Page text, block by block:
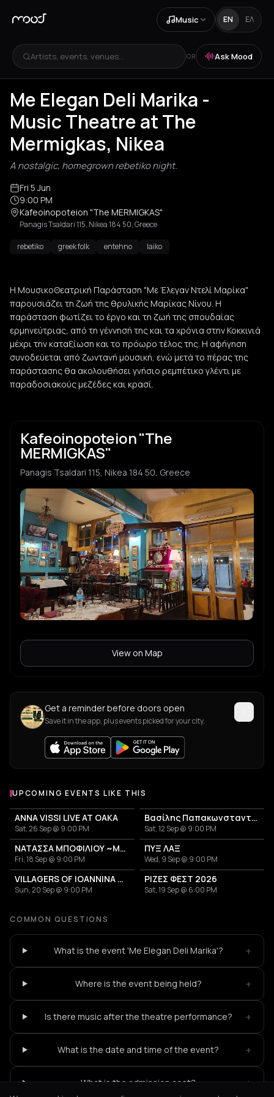
Music EN ΕΛ
Artists, events, venues... OR Ask Mood
Me Elegan Deli Marika -
Music Theatre at The
Mermigkas, Nikea
A nostalgic, homegrown rebetiko night.
Fri 5 Jun
9:00 PM
Kafeoinopoteion "The MERMIGKAS"
Panagis Tsaldari 115, Nikea 184 50, Greece
rebetiko greek folk entehno laiko
Η ΜουσικοΘεατρική Παράσταση "Με Έλεγαν Ντελί Μαρίκα"
παρουσιάζει τη ζωή της θρυλικής Μαρίκας Νίνου. Η
παράσταση φωτίζει το έργο και τη ζωή της σπουδαίας
ερμηνεύτριας, από τη γέννησή της και τα χρόνια στην Κοκκινιά
μέχρι την καταξίωση και το πρόωρο τέλος της. Η αφήγηση
συνοδεύεται από ζωντανή μουσική, ενώ μετά το πέρας της
παράστασης θα ακολουθήσει γνήσιο ρεμπέτικο γλέντι με
παραδοσιακούς μεζέδες και κρασί.
Kafeoinopoteion "The
MERMIGKAS"
Panagis Tsaldari 115, Nikea 184 50, Greece
View on Map
Get a reminder before doors open
Save it in the app, plus events picked for your city.
UPCOMING EVENTS LIKE THIS
ANNA VISSI LIVE AT OAKA
Sat, 26 Sep @ 9:00 PM
Βασίλης Παπακωνσταντίνου
Sat, 12 Sep @ 9:00 PM
ΝΑΤΑΣΣΑ ΜΠΟΦΙΛΙΟΥ ~ΜΕΤΡΗΜΑ~
Fri, 18 Sep @ 9:00 PM
ΠΥΞ ΛΑΞ
Wed, 9 Sep @ 9:00 PM
VILLAGERS OF IOANNINA CITY - VENCEREMOS 2026
Sun, 20 Sep @ 9:00 PM
ΡΙΖΕΣ ΦΕΣΤ 2026
Sat, 19 Sep @ 6:00 PM
COMMON QUESTIONS
What is the event 'Me Elegan Deli Marika'? +
Where is the event being held? +
Is there music after the theatre performance? +
What is the date and time of the event? +
What is the admission cost? +